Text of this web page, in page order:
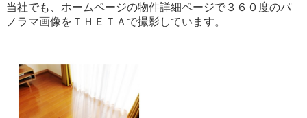
当社でも、ホームページの物件詳細ページで３６０度のパ
ノラマ画像をＴＨＥＴＡで撮影しています。